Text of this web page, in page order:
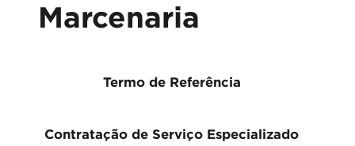
Marcenaria
Termo de Referência
Contratação de Serviço Especializado